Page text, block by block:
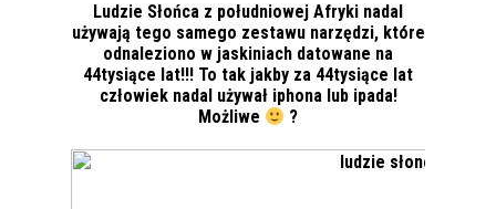
Ludzie Słońca z południowej Afryki nadal
używają tego samego zestawu narzędzi, które
odnaleziono w jaskiniach datowane na
44tysiące lat!!! To tak jakby za 44tysiące lat
człowiek nadal używał iphona lub ipada!
Możliwe
?